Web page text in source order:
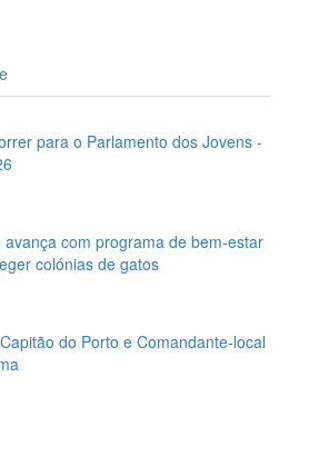
para o Parlamento dos Jovens -
avança com programa de bem-estar
colónias de gatos
do Porto e Comandante-local